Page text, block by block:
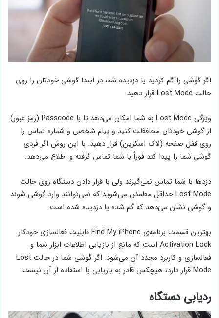
اگر گوشی را گم کردید یا دزدیده شد، در ابتدا گوشی خودتان را روی
حالت Lost Mode قرار دهید.
ویژگی Lost Mode به شما امکان می‌دهد تا با Passcode (رمز عبور)
از گوشی خودتان محافظت کنید و پیام شخصی و شماره تماس را
روی قفل صفحه (لاک اسکرین) قرار دهید. با این روش اگر فردی
گوشی شما را پیدا کند فوراً با شما تماس گرفته و اطلاع می‌دهد.
دزدها با شما تماس نمی‌گیرند ولی با قرار دادن دستگاه روی حالت
Lost Mode حداقل مطمئن می‌شوید که نمی‌توانند وارد گوشی شوند
و گوشی نشان می‌دهد که گم شده یا دزدیده شده است.
بهترین قسمت برنامه‌ی Find My iPhone قابلیت فعالسازی خودکار
Activation Lock است که مانع از بازیابی اطلاعات ابزار شما و
فعالسازی و کاربرد مجدد آن می‌شود. اگر گوشی شما در حالت Lost
Mode قرار دارد، هیچکس قادر به بازیابی یا استفاده از آن نیست.
ردیابی دستگاه